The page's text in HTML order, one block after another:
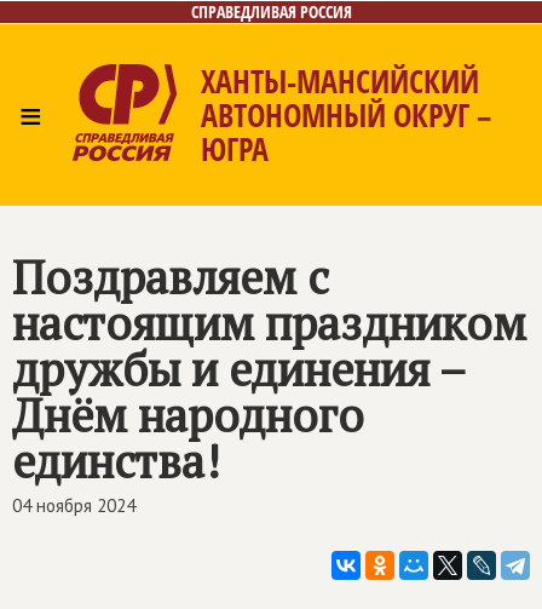
СПРАВЕДЛИВАЯ РОССИЯ
≡
ХАНТЫ-МАНСИЙСКИЙ
АВТОНОМНЫЙ ОКРУГ –
ЮГРА
Поздравляем с
настоящим праздником
дружбы и единения –
Днём народного
единства!
04 ноября 2024